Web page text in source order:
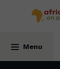
Menu